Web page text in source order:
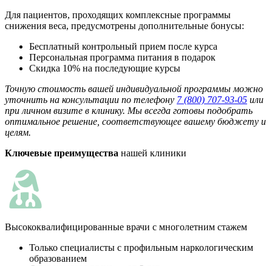
Для пациентов, проходящих комплексные программы
снижения веса, предусмотрены дополнительные бонусы:
Бесплатный контрольный прием после курса
Персональная программа питания в подарок
Скидка 10% на последующие курсы
Точную стоимость вашей индивидуальной программы можно
уточнить на консультации по телефону 7 (800) 707-93-05 или
при личном визите в клинику. Мы всегда готовы подобрать
оптимальное решение, соответствующее вашему бюджету и
целям.
Ключевые преимущества нашей клиники
Высококвалифицированные врачи с многолетним стажем
Только специалисты с профильным наркологическим
образованием